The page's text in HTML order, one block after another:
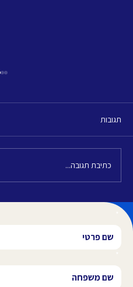
תגובות
כתיבת תגובה...